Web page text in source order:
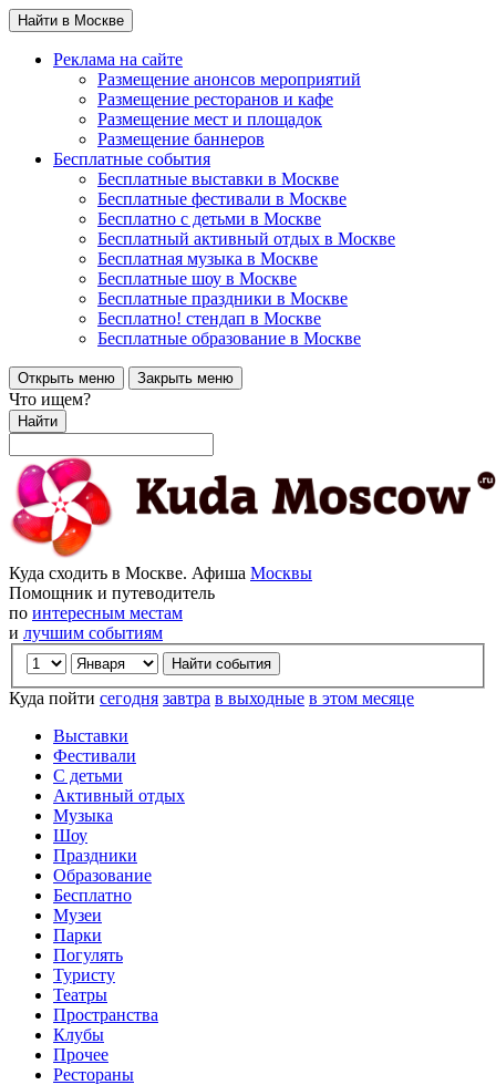
Найти в Москве
Реклама на сайте
Размещение анонсов мероприятий
Размещение ресторанов и кафе
Размещение мест и площадок
Размещение баннеров
Бесплатные события
Бесплатные выставки в Москве
Бесплатные фестивали в Москве
Бесплатно с детьми в Москве
Бесплатный активный отдых в Москве
Бесплатная музыка в Москве
Бесплатные шоу в Москве
Бесплатные праздники в Москве
Бесплатно! стендап в Москве
Бесплатные образование в Москве
Открыть меню Закрыть меню
Что ищем?
Найти
Куда сходить в Москве. Афиша Москвы
Помощник и путеводитель
по интересным местам
и лучшим событиям
Куда пойти сегодня завтра в выходные в этом месяце
Выставки
Фестивали
С детьми
Активный отдых
Музыка
Шоу
Праздники
Образование
Бесплатно
Музеи
Парки
Погулять
Туристу
Театры
Пространства
Клубы
Прочее
Рестораны